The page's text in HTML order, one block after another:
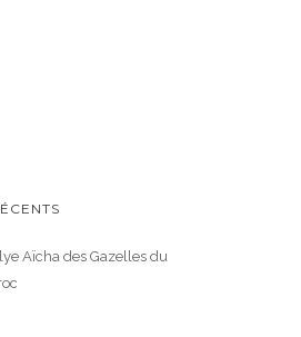
Aïcha des Gazelles du